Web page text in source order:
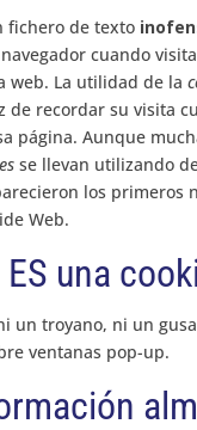
fichero de texto
cuando
web. La utilidad de la
de recordar su visita
página. Aunque
se llevan utilizando
los primeros
Web.
ES una
un troyano, ni un
ventanas pop-up.